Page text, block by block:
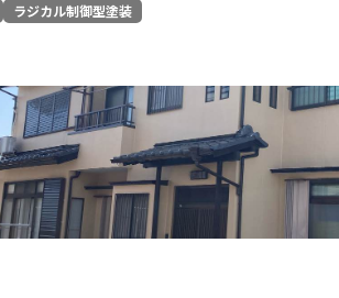
ラジカル制御型塗装